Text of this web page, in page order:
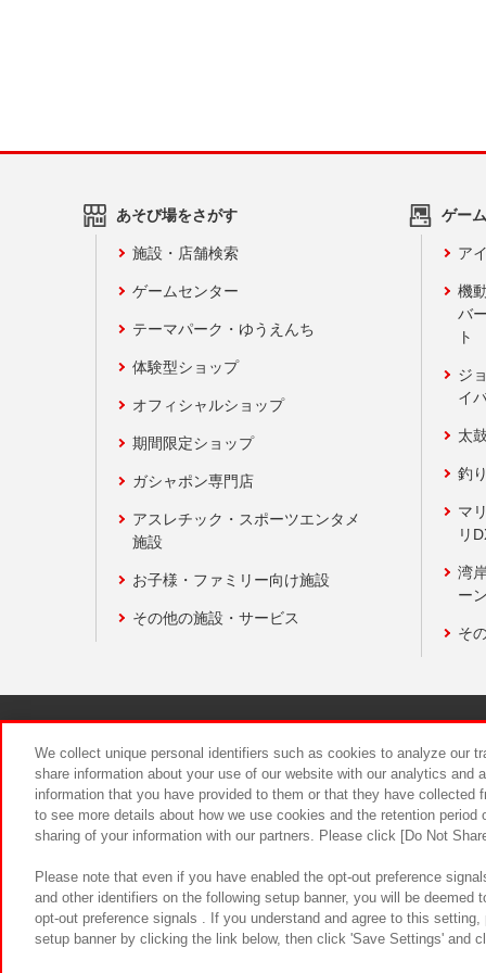
あそび場をさがす
施設・店舗検索
ゲームセンター
テーマパーク・ゆうえんち
体験型ショップ
オフィシャルショップ
期間限定ショップ
ガシャポン専門店
アスレチック・スポーツエンタメ
施設
お子様・ファミリー向け施設
その他の施設・サービス
ゲー
ア
機
バ
ト
ジ
イ
太
釣
マ
リ
湾
ー
そ
食品のご
We collect unique personal identifiers such as cookies to analyze our
share information about your use of our website with our analytics and
information that you have provided to them or that they have
to see more details about how we use cookies and the retention
sharing of your information with our partners. Please click [Do Not
Please note that even if you have enabled the opt-out preference
and other identifiers on the following setup banner, you will be
opt-out preference signals . If you understand and agree to this
setup banner by clicking the link below, then click 'Save Settings' and